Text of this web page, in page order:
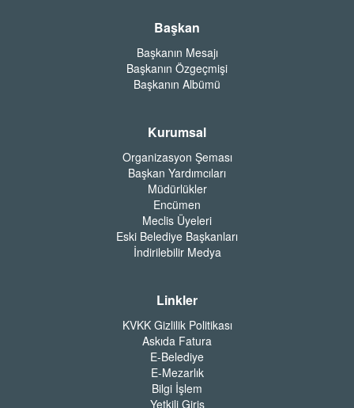
Başkan
Başkanın Mesajı
Başkanın Özgeçmişi
Başkanın Albümü
Kurumsal
Organizasyon Şeması
Başkan Yardımcıları
Müdürlükler
Encümen
Meclis Üyeleri
Eski Belediye Başkanları
İndirilebilir Medya
Linkler
KVKK Gizlilik Politikası
Askıda Fatura
E-Belediye
E-Mezarlık
Bilgi İşlem
Yetkili Giriş